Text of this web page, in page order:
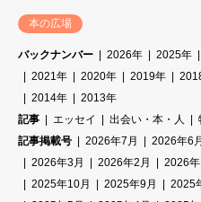
本の広場
バックナンバー 2026年 2025年
2021年
2020年 2019年
2014年
2013年
記事
エッセイ 出会い・本・人
記事掲載号
2026年7月 2026年6月
2026年3月
2026年2月 2026年
2025年10月
2025年9月 2025